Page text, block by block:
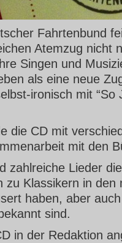
Fahrtenbund
Atemzug nicht
Singen und
als eine neue
ironisch mit
die CD mit
mit den
zahlreiche Lieder
zu Klassikern in den
haben, aber
sind.
in der Redaktion